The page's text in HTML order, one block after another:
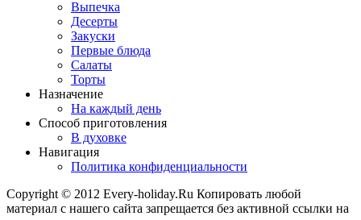
Выпечка
Десерты
Закуски
Первые блюда
Салаты
Торты
Назначение
На каждый день
Способ приготовления
В духовке
Навигация
Политика конфиденциальности
Copyright © 2012 Every-holiday.Ru Копировать любой
материал с нашего сайта запрещается без активной ссылки на